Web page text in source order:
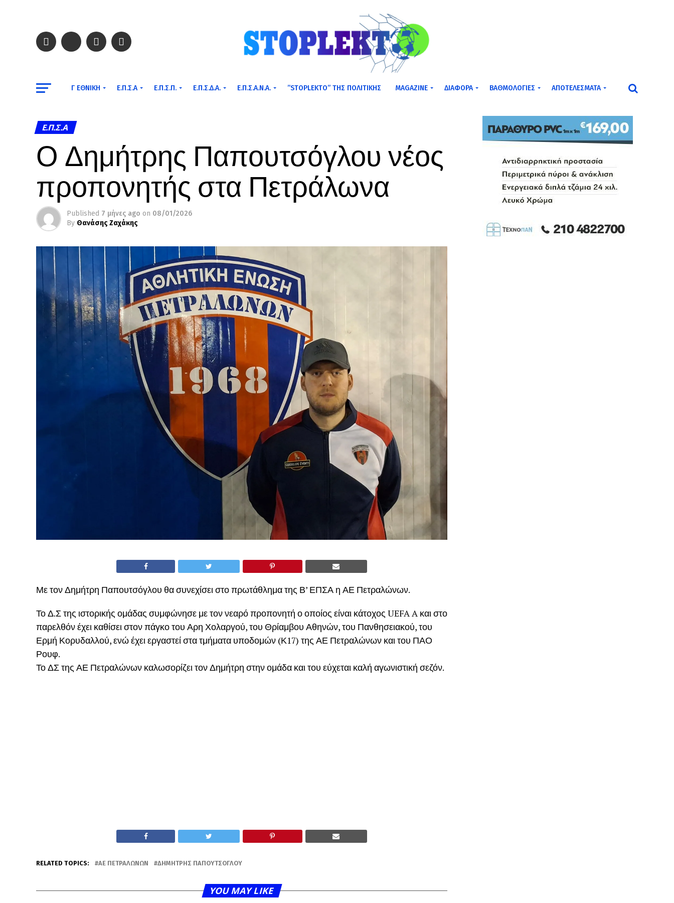
Γ ΕΘΝΙΚΉ Ε.Π.Σ.Α Ε.Π.Σ.Π. Ε.Π.Σ.Δ.Α. Ε.Π.Σ.Α.Ν.Α. ”STOPLEKTO” ΤΗΣ ΠΟΛΙΤΙΚΗΣ MAGAZINE ΔΙΆΦΟΡΑ ΒΑΘΜΟΛΟΓΊΕΣ ΑΠΟΤΕΛΈΣΜΑΤΑ
Ε.Π.Σ.Α
Ο Δημήτρης Παπουτσόγλου νέος
προπονητής στα Πετράλωνα
Published 7 μήνες ago on 08/01/2026
By Θανάσης Ζαχάκης
Με τον Δημήτρη Παπουτσόγλου θα συνεχίσει στο πρωτάθλημα της Β’ ΕΠΣΑ η ΑΕ Πετραλώνων.
Το Δ.Σ της ιστορικής ομάδας συμφώνησε με τον νεαρό προπονητή ο οποίος είναι κάτοχος UEFA A και στο
παρελθόν έχει καθίσει στον πάγκο του Αρη Χολαργού, του Θρίαμβου Αθηνών, του Πανθησειακού, του
Ερμή Κορυδαλλού, ενώ έχει εργαστεί στα τμήματα υποδομών (Κ17) της ΑΕ Πετραλώνων και του ΠΑΟ
Ρουφ.
Το ΔΣ της ΑΕ Πετραλώνων καλωσορίζει τον Δημήτρη στην ομάδα και του εύχεται καλή αγωνιστική σεζόν.
RELATED TOPICS: ΑΕ ΠΕΤΡΑΛΏΝΩΝ ΔΗΜΉΤΡΗΣ ΠΑΠΟΥΤΣΌΓΛΟΥ
YOU MAY LIKE